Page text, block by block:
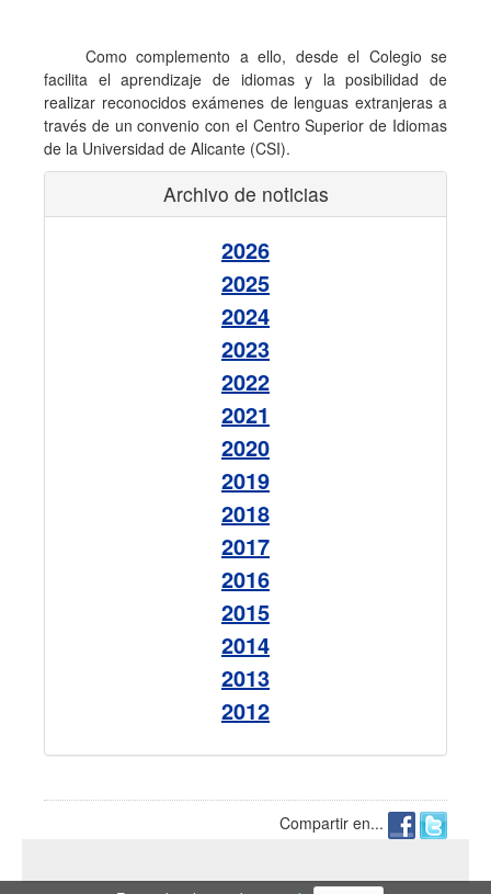
Como complemento a ello, desde el Colegio se
facilita el aprendizaje de idiomas y la posibilidad de
realizar reconocidos exámenes de lenguas extranjeras a
través de un convenio con el Centro Superior de Idiomas
de la Universidad de Alicante (CSI).
Archivo de noticias
2026
2025
2024
2023
2022
2021
2020
2019
2018
2017
2016
2015
2014
2013
2012
Compartir en...